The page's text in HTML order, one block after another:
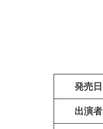
発売日
出演者